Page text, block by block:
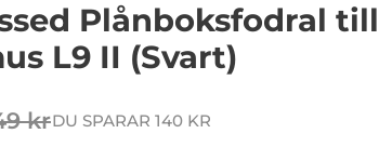
Plånboksfodral
L9 II (Svart)
pris
krDU SPARAR 140 KR